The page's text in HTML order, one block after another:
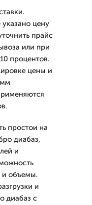
цену
прайс
или при
процентов.
цены и
простои на
диабаз,
и
и объемы.
и
диабаз с